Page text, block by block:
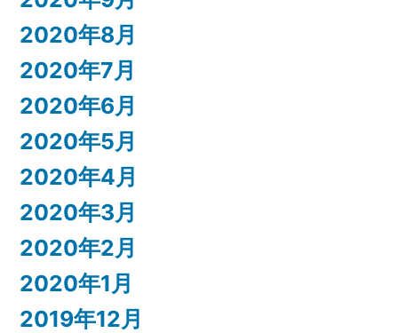
2020年8月
2020年7月
2020年6月
2020年5月
2020年4月
2020年3月
2020年2月
2020年1月
2019年12月